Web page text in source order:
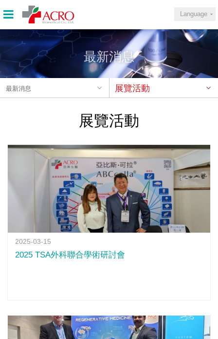
Language
最新消息
最新消息 展覽活動
展覽活動
2025-03-15
2025 TSA外科聯合學術研討會